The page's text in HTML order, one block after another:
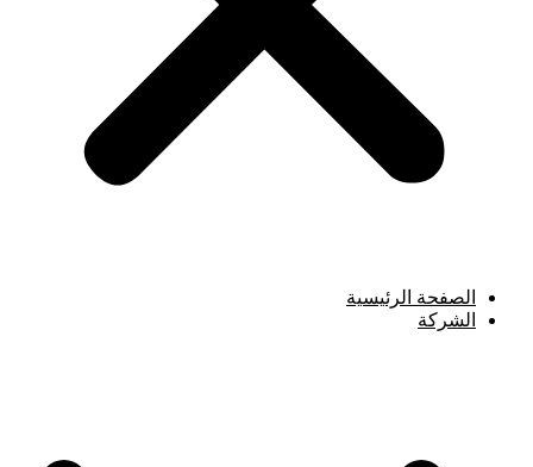
الصفحة الرئيسية
الشركة